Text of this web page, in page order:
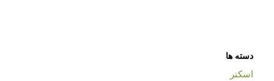
دسته ها
اسکنر